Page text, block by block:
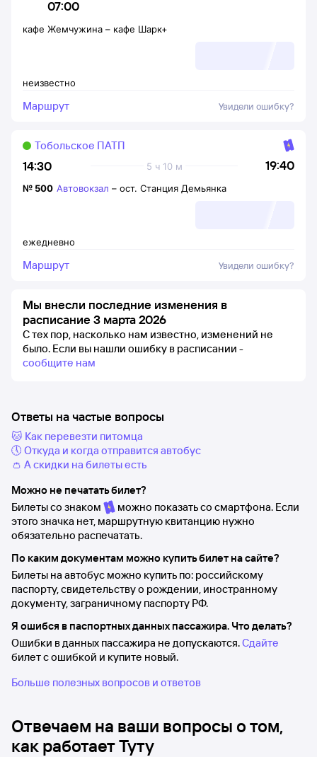
07:00
неизвестно
кафе Жемчужина – кафе Шарк+
Маршрут Увидели ошибку?
14:30 19:40
5 ч 10 м
Тобольское ПАТП
ежедневно
№ 500 Автовокзал – ост. Станция Демьянка
Маршрут Увидели ошибку?
Мы внесли последние изменения в
расписание 3 марта 2026
С тех пор, насколько нам известно, изменений не
было. Если вы нашли ошибку в расписании -
сообщите нам
Ответы на частые вопросы
🐱 Как перевезти питомца
🕔 Откуда и когда отправится автобус
👛 А скидки на билеты есть
Можно не печатать билет?
Билеты со знаком
можно показать со смартфона. Если
этого значка нет, маршрутную квитанцию нужно
обязательно распечатать.
По каким документам можно купить билет на сайте?
Билеты на автобус можно купить по: российскому
паспорту, свидетельству о рождении, иностранному
документу, заграничному паспорту РФ.
Я ошибся в паспортных данных пассажира. Что делать?
Ошибки в данных пассажира не допускаются.Сдайте
билет с ошибкой и купите новый.
Больше полезных вопросов и ответов
Отвечаем на ваши вопросы о том,
как работает Туту